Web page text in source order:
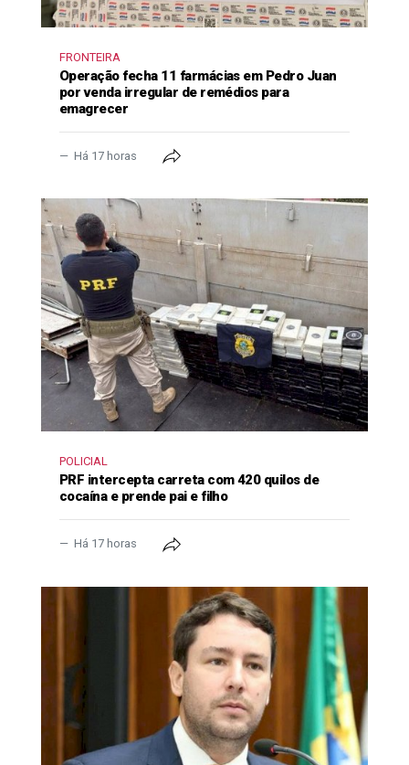
FRONTEIRA
Operação fecha 11 farmácias em Pedro Juan
por venda irregular de remédios para
emagrecer
Há 17 horas
POLICIAL
PRF intercepta carreta com 420 quilos de
cocaína e prende pai e filho
Há 17 horas